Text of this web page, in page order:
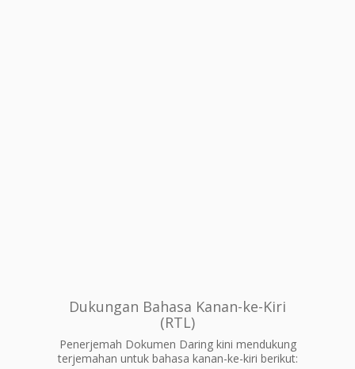
Dukungan Bahasa Kanan-ke-Kiri
(RTL)
Penerjemah Dokumen Daring kini mendukung
terjemahan untuk bahasa kanan-ke-kiri berikut: